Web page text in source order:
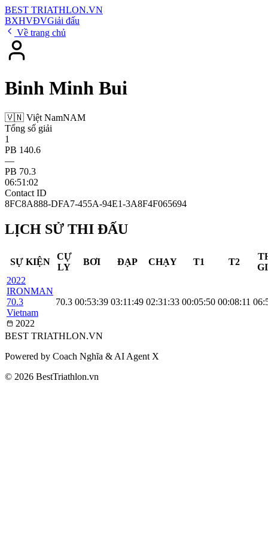
BEST TRIATHLON.VN
BXHVĐVGiải đấu
Về trang chủ
Binh Minh Bui
🇻🇳 Việt NamNAM
Tổng số giải
1
PB 140.6
—
PB 70.3
06:51:02
Contact ID
8FC8A888-DFA7-455A-94E1-3A8F4F065694
LỊCH SỬ THI ĐẤU
SỰ KIỆN
CỰ
LY
BƠI ĐẠP CHẠY T1 T2
2022
IRONMAN
70.3
Vietnam
2022
70.3 00:53:39 03:11:49 02:31:33 00:05:50 00:08:11
BEST TRIATHLON.VN
Powered by Coach Nghĩa & AI Agent X
© 2026 BestTriathlon.vn